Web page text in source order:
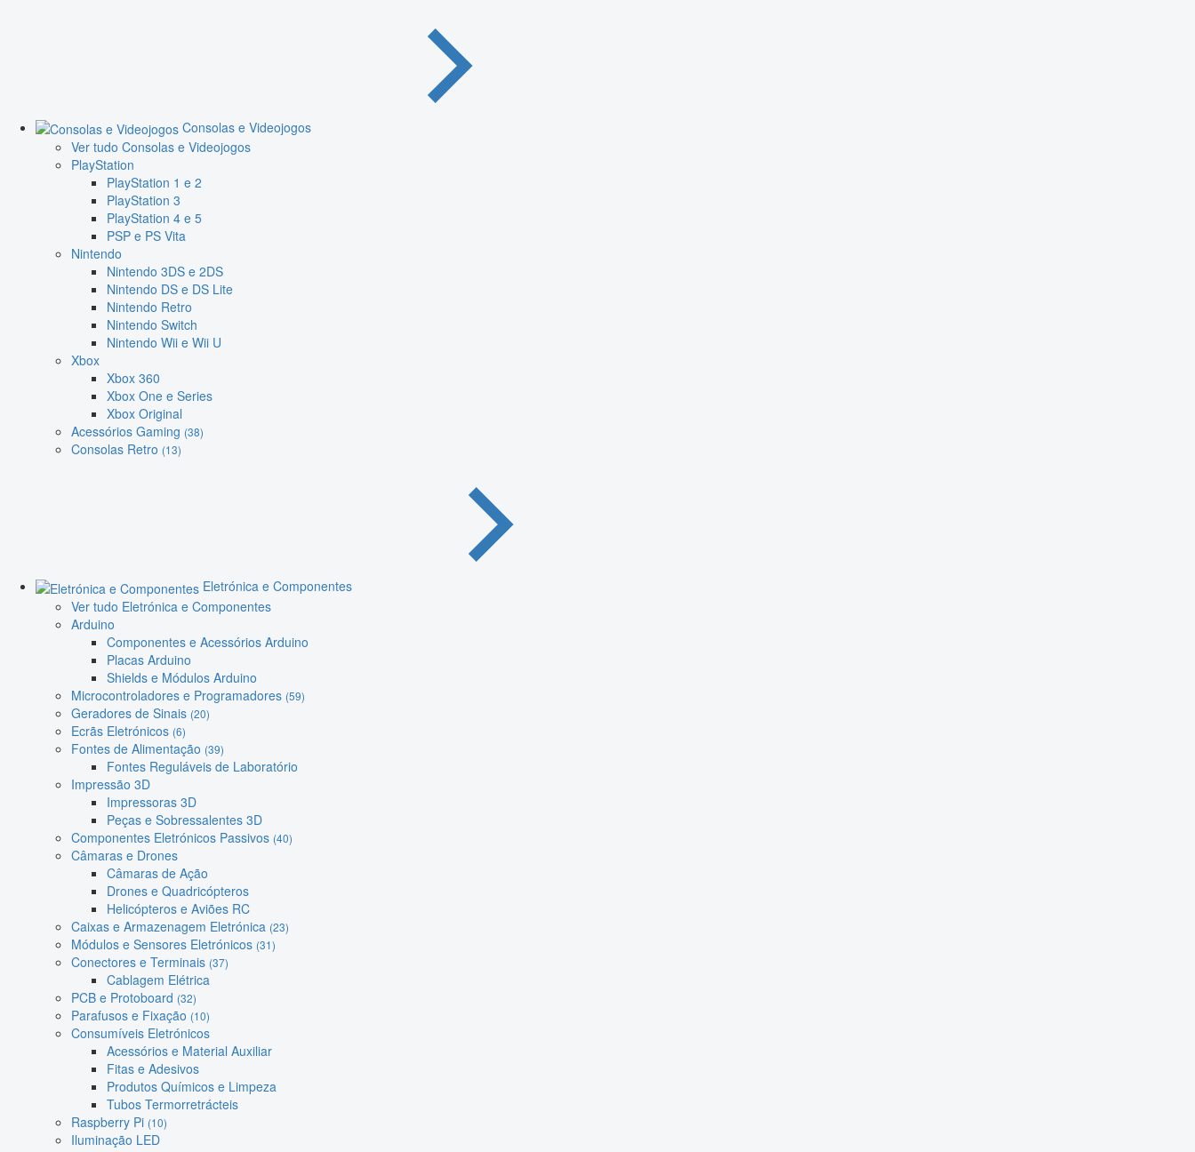
Consolas e Videojogos
Ver tudo Consolas e Videojogos
PlayStation
PlayStation 1 e 2
PlayStation 3
PlayStation 4 e 5
PSP e PS Vita
Nintendo
Nintendo 3DS e 2DS
Nintendo DS e DS Lite
Nintendo Retro
Nintendo Switch
Nintendo Wii e Wii U
Xbox
Xbox 360
Xbox One e Series
Xbox Original
Acessórios Gaming (38)
Consolas Retro (13)
Eletrónica e Componentes
Ver tudo Eletrónica e Componentes
Arduino
Componentes e Acessórios Arduino
Placas Arduino
Shields e Módulos Arduino
Microcontroladores e Programadores (59)
Geradores de Sinais (20)
Ecrãs Eletrónicos (6)
Fontes de Alimentação (39)
Fontes Reguláveis de Laboratório
Impressão 3D
Impressoras 3D
Peças e Sobressalentes 3D
Componentes Eletrónicos Passivos (40)
Câmaras e Drones
Câmaras de Ação
Drones e Quadricópteros
Helicópteros e Aviões RC
Caixas e Armazenagem Eletrónica (23)
Módulos e Sensores Eletrónicos (31)
Conectores e Terminais (37)
Cablagem Elétrica
PCB e Protoboard (32)
Parafusos e Fixação (10)
Consumíveis Eletrónicos
Acessórios e Material Auxiliar
Fitas e Adesivos
Produtos Químicos e Limpeza
Tubos Termorretrácteis
Raspberry Pi (10)
Iluminação LED